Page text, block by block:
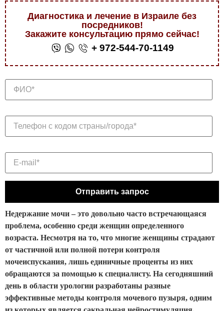
Диагностика и лечение в Израиле без
посредников!
Закажите консультацию прямо сейчас!
+ 972-544-70-1149
Недержание мочи – это довольно часто встречающаяся
проблема, особенно среди женщин определенного
возраста. Несмотря на то, что многие женщины страдают
от частичной или полной потери контроля
мочеиспускания, лишь единичные проценты из них
обращаются за помощью к специалисту. На сегодняшний
день в области урологии разработаны разные
эффективные методы контроля мочевого пузыря, одним